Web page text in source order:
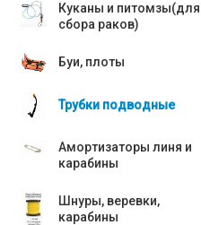
Куканы и питомзы(для
сбора раков)
Буи, плоты
Трубки подводные
Амортизаторы линя и
карабины
Шнуры, веревки,
карабины